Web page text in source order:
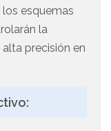
esquemas
la
precisión en